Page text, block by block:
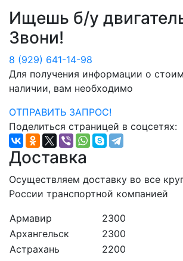
Ищешь б/у
Звони!
8 (929) 641-14-98
Для получения информации о
наличии, вам необходимо
ОТПРАВИТЬ ЗАПРОС!
Поделиться страницей в соцсетях:
Доставка
Осуществляем доставку во все
России транспортной компанией
Армавир
2300
Архангельск
2300
Астрахань
2200